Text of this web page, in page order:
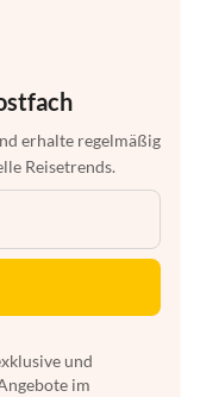
erhalte regelmäßig
Reisetrends.
und
im